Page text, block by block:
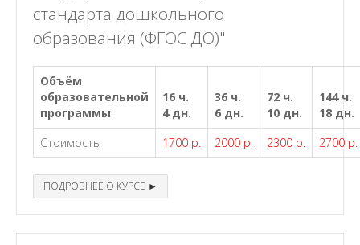
стандарта дошкольного
образования (ФГОС ДО)"
Объём
образовательной
программы
16 ч.
4 дн.
36 ч.
6 дн.
72 ч.
10 дн.
144 ч.
18 дн.
Стоимость
1700 р. 2000 р. 2300 р. 2700 р.
ПОДРОБНЕЕ О КУРСЕ ►